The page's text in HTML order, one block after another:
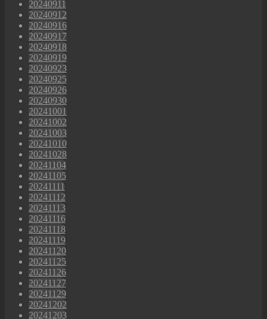
20240911
20240912
20240916
20240917
20240918
20240919
20240923
20240925
20240926
20240930
20241001
20241002
20241003
20241010
20241028
20241104
20241105
20241111
20241112
20241113
20241116
20241118
20241119
20241120
20241125
20241126
20241127
20241129
20241202
20241203